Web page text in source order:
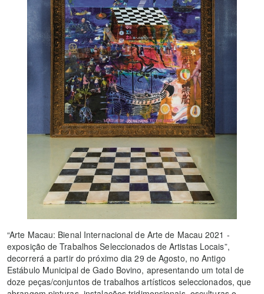
“Arte Macau: Bienal Internacional de Arte de Macau 2021 -
exposição de Trabalhos Seleccionados de Artistas Locais”,
decorrerá a partir do próximo dia 29 de Agosto, no Antigo
Estábulo Municipal de Gado Bovino, apresentando um total de
doze peças/conjuntos de trabalhos artísticos seleccionados, que